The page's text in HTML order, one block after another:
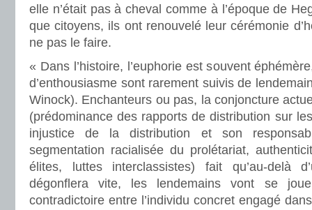
elle n’était pas à cheval comme à l’époque de
que citoyens, ils ont renouvelé leur cérémonie
ne pas le faire.
« Dans l’histoire, l’euphorie est souvent
d’enthousiasme sont rarement suivis de
Winock). Enchanteurs ou pas, la conjoncture
(prédominance des rapports de distribution sur
injustice de la distribution et son
segmentation racialisée du prolétariat,
élites, luttes interclassistes) fait qu’au-delà
dégonflera vite, les lendemains vont se
contradictoire entre l’individu concret engagé